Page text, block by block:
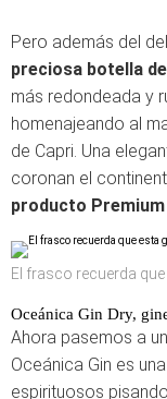
Pero además del
preciosa botella
más redondeada y
homenajeando al
de Capri. Una
coronan el
producto
El frasco recuerda
Oceánica Gin Dry,
Ahora pasemos a
Oceánica Gin es
espirituosos